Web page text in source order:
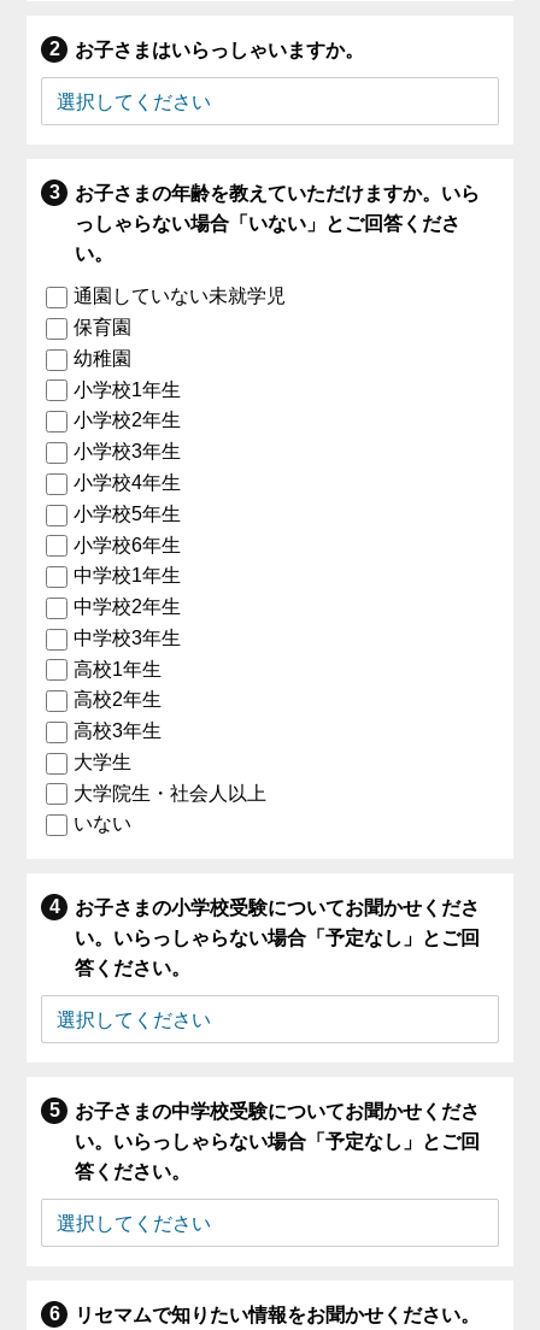
お子さまはいらっしゃいますか。
お子さまの年齢を教えていただけますか。いら
っしゃらない場合「いない」とご回答くださ
い。
通園していない未就学児
保育園
幼稚園
小学校1年生
小学校2年生
小学校3年生
小学校4年生
小学校5年生
小学校6年生
中学校1年生
中学校2年生
中学校3年生
高校1年生
高校2年生
高校3年生
大学生
大学院生・社会人以上
いない
お子さまの小学校受験についてお聞かせくださ
い。いらっしゃらない場合「予定なし」とご回
答ください。
お子さまの中学校受験についてお聞かせくださ
い。いらっしゃらない場合「予定なし」とご回
答ください。
リセマムで知りたい情報をお聞かせください。